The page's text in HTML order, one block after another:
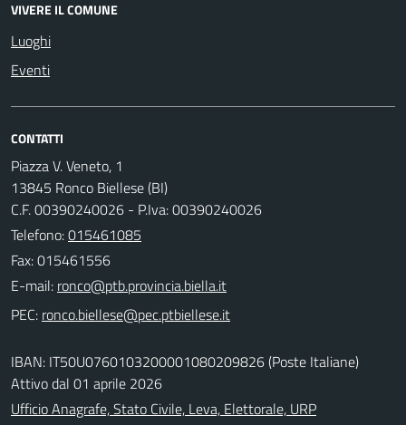
VIVERE IL COMUNE
Luoghi
Eventi
CONTATTI
Piazza V. Veneto, 1
13845 Ronco Biellese (BI)
C.F. 00390240026 - P.Iva: 00390240026
Telefono:015461085
Fax: 015461556
E-mail:
PEC:
IBAN: IT50U0760103200001080209826 (Poste Italiane)
Attivo dal 01 aprile 2026
Ufficio Anagrafe, Stato Civile, Leva, Elettorale, URP